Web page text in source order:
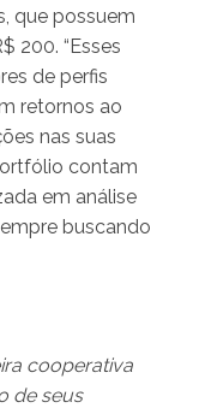
que possuem
200. “Esses
de perfis
retornos ao
nas suas
contam
em análise
buscando
cooperativa
de seus